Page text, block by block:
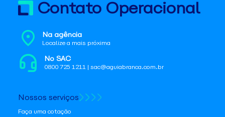
Contato Operacional
Na agência
Localize a mais próxima
No SAC
0800 725 1211 | sac@aguiabranca.com.br
Nossos serviços
Faça uma cotação